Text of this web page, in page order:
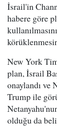
İsrail'in
habere göre
New York
plan, İsrail
onaylandı ve
Trump ile
olduğu da